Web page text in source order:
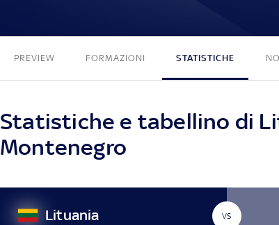
PREVIEW FORMAZIONI STATISTICHE
Statistiche e tabellino di
Montenegro
Lituania VS